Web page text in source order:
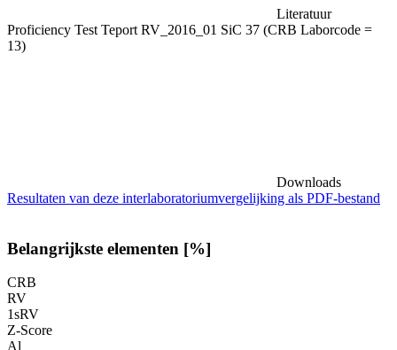
Literatuur
Proficiency Test Teport RV_2016_01 SiC 37 (CRB Laborcode =
13)
Downloads
Resultaten van deze interlaboratoriumvergelijking als PDF-bestand
Belangrijkste elementen [%]
CRB
RV
1sRV
Z-Score
Al